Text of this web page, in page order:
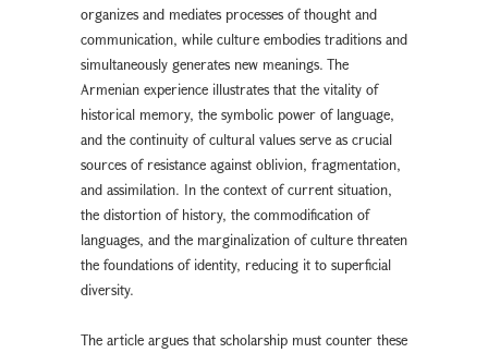
organizes and mediates processes of thought and
communication, while culture embodies traditions and
simultaneously generates new meanings. The
Armenian experience illustrates that the vitality of
historical memory, the symbolic power of language,
and the continuity of cultural values serve as crucial
sources of resistance against oblivion, fragmentation,
and assimilation. In the context of current situation,
the distortion of history, the commodification of
languages, and the marginalization of culture threaten
the foundations of identity, reducing it to superficial
diversity.
The article argues that scholarship must counter these